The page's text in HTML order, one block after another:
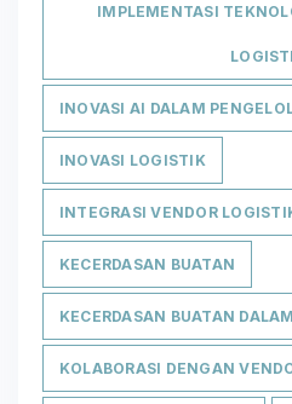
IMPLEMENTASI
INOVASI AI DALAM
INOVASI LOGISTIK
INTEGRASI VENDOR
KECERDASAN BUATAN
KECERDASAN BUATAN
KOLABORASI DENGAN